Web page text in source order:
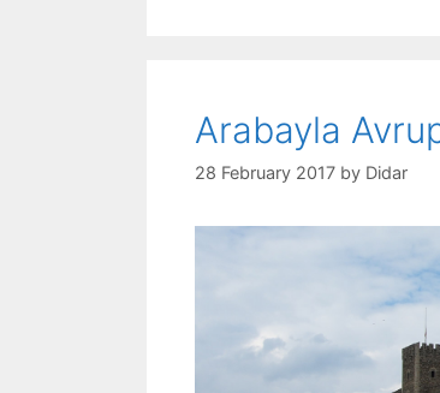
Arabayla
28 February 2017 by Didar